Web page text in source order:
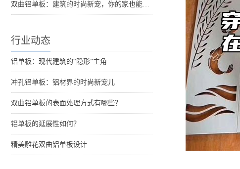
双曲铝单板：建筑的时尚新宠，你的家也能这么酷！
行业动态
铝单板：现代建筑的“隐形”主角
冲孔铝单板：铝材界的时尚新宠儿
双曲铝单板的表面处理方式有哪些？
铝单板的延展性如何？
精美雕花双曲铝单板设计